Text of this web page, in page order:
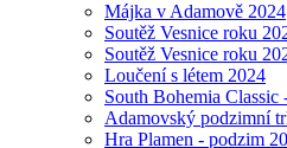
Májka v Adamově 2024
Soutěž Vesnice roku
Soutěž Vesnice roku
Loučení s létem 2024
South Bohemia Classic
Adamovský podzimní
Hra Plamen - podzim